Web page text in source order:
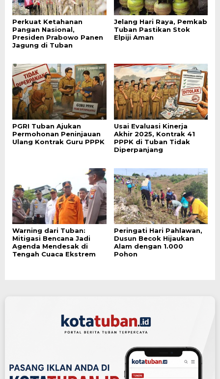
Perkuat Ketahanan
Pangan Nasional,
Presiden Prabowo Panen
Jagung di Tuban
Jelang Hari Raya, Pemkab
Tuban Pastikan Stok
Elpiji Aman
PGRI Tuban Ajukan
Permohonan Peninjauan
Ulang Kontrak Guru PPPK
Usai Evaluasi Kinerja
Akhir 2025, Kontrak 41
PPPK di Tuban Tidak
Diperpanjang
Warning dari Tuban:
Mitigasi Bencana Jadi
Agenda Mendesak di
Tengah Cuaca Ekstrem
Peringati Hari Pahlawan,
Dusun Becok Hijaukan
Alam dengan 1.000
Pohon